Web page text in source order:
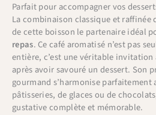
Parfait pour accompagner vos
La combinaison classique et raffinée
de cette boisson le partenaire idéal
repas. Ce café aromatisé n’est pas
entière, c’est une véritable
après avoir savouré un dessert. Son
gourmand s’harmonise parfaitement
pâtisseries, de glaces ou de
gustative complète et mémorable.